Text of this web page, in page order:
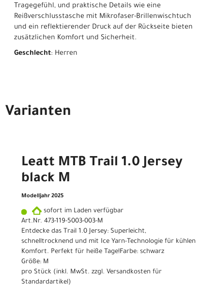
Tragegefühl, und praktische Details wie eine
Reißverschlusstasche mit Mikrofaser-Brillenwischtuch
und ein reflektierender Druck auf der Rückseite bieten
zusätzlichen Komfort und Sicherheit.
Geschlecht: Herren
Varianten
Leatt MTB Trail 1.0 Jersey
black M
Modelljahr 2025
sofort im Laden verfügbar
Art.Nr. 473-119-5003-003-M
Entdecke das Trail 1.0 Jersey: Superleicht,
schnelltrocknend und mit Ice Yarn-Technologie für kühlen
Komfort. Perfekt für heiße Tage!Farbe: schwarz
Größe: M
pro Stück (inkl. MwSt. zzgl. Versandkosten für
Standardartikel)